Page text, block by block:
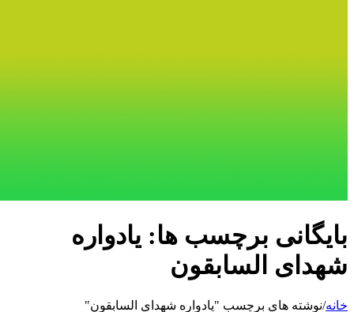
بایگانی برچسب ها: یادواره
شهدای السابقون
خانه/نوشته های برچسب "یادواره شهدای السابقون"